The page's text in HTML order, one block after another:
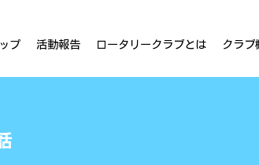
プ 活動報告 ロータリークラブとは クラブ